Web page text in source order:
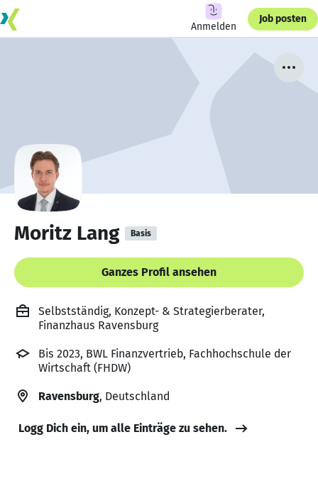
Anmelden
Job posten
Moritz Lang Basis
Ganzes Profil ansehen
Selbstständig, Konzept- & Strategierberater,
Finanzhaus Ravensburg
Bis 2023, BWL Finanzvertrieb, Fachhochschule der
Wirtschaft (FHDW)
Ravensburg, Deutschland
Logg Dich ein, um alle Einträge zu sehen.